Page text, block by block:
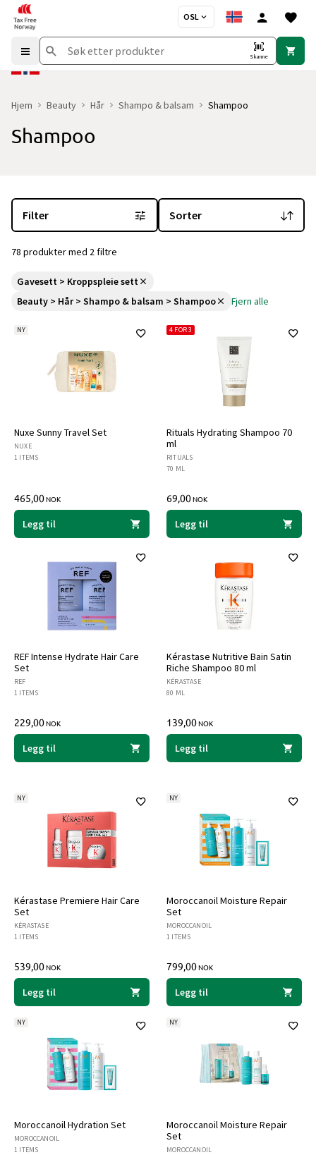
OSL
Skanne
Hjem Beauty Hår Shampo & balsam Shampoo
Shampoo
Filter Sorter
78 produkter med 2 filtre
Gavesett > Kroppspleie sett
Beauty > Hår > Shampo & balsam > Shampoo
Fjern alle
Nuxe Sunny Travel Set
NY
NUXE
1 ITEMS
465,00NOK
Legg til
Rituals Hydrating Shampoo 70
ml
4 FOR 3
RITUALS
70 ML
69,00NOK
Legg til
REF Intense Hydrate Hair Care
Set
REF
1 ITEMS
229,00NOK
Legg til
Kérastase Nutritive Bain Satin
Riche Shampoo 80 ml
KÉRASTASE
80 ML
139,00NOK
Legg til
Kérastase Premiere Hair Care
Set
NY
KÉRASTASE
1 ITEMS
539,00NOK
Legg til
Moroccanoil Moisture Repair
Set
NY
MOROCCANOIL
1 ITEMS
799,00NOK
Legg til
Moroccanoil Hydration Set
NY
MOROCCANOIL
1 ITEMS
Moroccanoil Moisture Repair
Set
NY
MOROCCANOIL